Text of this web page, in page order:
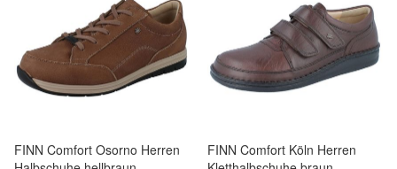
FINN Comfort Osorno Herren
FINN Comfort Köln Herren